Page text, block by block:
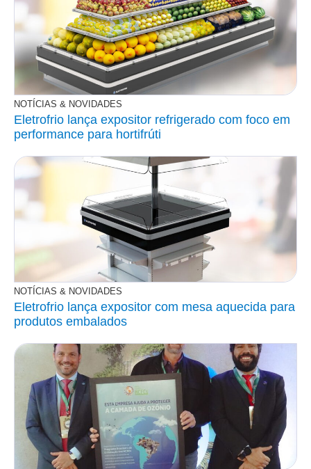
NOTÍCIAS & NOVIDADES
Eletrofrio lança expositor refrigerado com foco em
performance para hortifrúti
NOTÍCIAS & NOVIDADES
Eletrofrio lança expositor com mesa aquecida para
produtos embalados